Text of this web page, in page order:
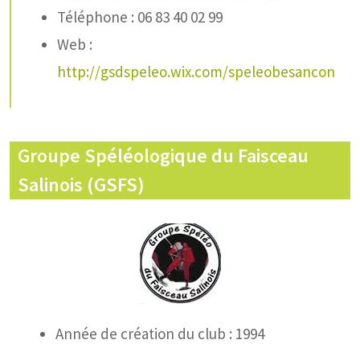
Téléphone : 06 83 40 02 99
Web :
http://gsdspeleo.wix.com/speleobesancon
Groupe Spéléologique du Faisceau
Salinois (GSFS)
Année de création du club : 1994